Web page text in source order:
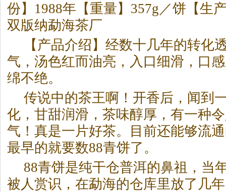
份】1988年【重量】357g／饼【生
双版纳勐海茶厂
【产品介绍】经数十几年的转化
气，汤色红而油亮，入口细滑，口
绵不绝。
传说中的茶王啊！开香后，闻到
化，甘甜润滑， 茶味醇厚，有一种
气！真是一片好茶。目前还能够流
最早的就要数88青饼了。
88青饼是纯干仓普洱的鼻祖，当
被人赏识，在勐海的仓库里放了几